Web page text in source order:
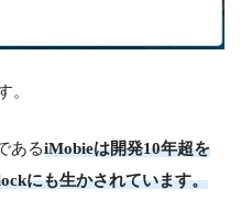
。
あるiMobieは開発10年超を
にも生かされています。